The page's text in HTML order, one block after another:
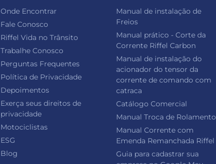
Onde Encontrar
Fale Conosco
Riffel Vida no Trânsito
Trabalhe Conosco
Perguntas Frequentes
Política de Privacidade
Depoimentos
Exerça seus direitos de
privacidade
Motociclistas
ESG
Blog
Manual de instalação de
Freios
Manual prático - Corte da
Corrente Riffel Carbon
Manual de instalação do
acionador do tensor da
corrente de comando com
catraca
Catálogo Comercial
Manual Troca de Rolamento
Manual Corrente com
Emenda Remanchada Riffel
Guia para cadastrar sua